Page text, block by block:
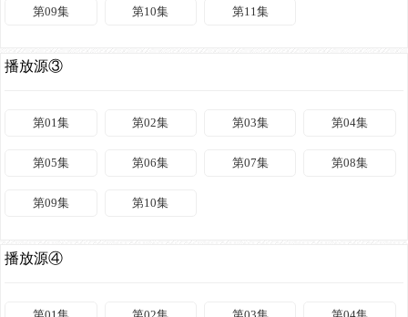
第09集 第10集 第11集
播放源③
第01集 第02集 第03集 第04集
第05集 第06集 第07集 第08集
第09集 第10集
播放源④